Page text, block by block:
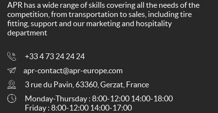
APR has a wide range of skills covering all the needs of the
competition, from transportation to sales, including tire
fitting, support and our marketing and hospitality
department
+33 4 73 24 24 24
apr-contact@apr-europe.com
3 rue du Pavin, 63360, Gerzat, France
Monday-Thursday : 8:00-12:00 14:00-18:00
Friday : 8:00-12:00 14:00-17:00